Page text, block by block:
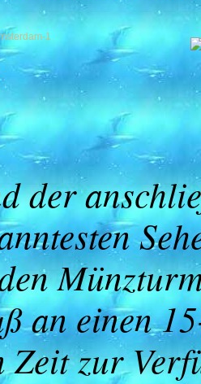
der
an einen
Zeit zur